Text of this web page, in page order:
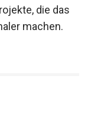
die das
machen.